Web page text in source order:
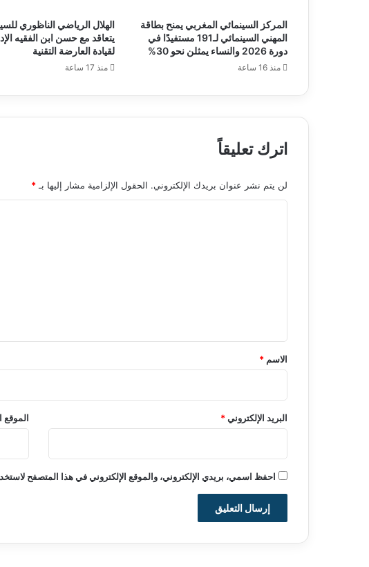
المركز السينمائي المغربي يمنح بطاقة
المهني السينمائي لـ191 مستفيدًا في
دورة 2026 والنساء يمثلن نحو 30%
منذ 16 ساعة
الهلال الرياضي الناظوري
يتعاقد مع حسن ابن الفقيه
لقيادة العارضة التقنية
منذ 17 ساعة
اترك تعليقاً
لن يتم نشر عنوان بريدك الإلكتروني. الحقول الإلزامية مشار إليها بـ *
*
الاسم *
البريد الإلكتروني* الموقع
احفظ اسمي، بريدي الإلكتروني، والموقع الإلكتروني في هذا المتصفح